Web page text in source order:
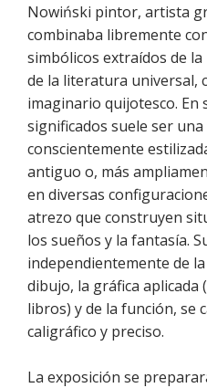
Nowiński pintor, artista
combinaba libremente
simbólicos extraídos de
de la literatura universal,
imaginario quijotesco.
significados suele ser
conscientemente
antiguo o, más
en diversas
atrezo que construyen
los sueños y la fantasía.
independientemente de
dibujo, la gráfica aplicada
libros) y de la función, se
caligráfico y preciso.
La exposición se